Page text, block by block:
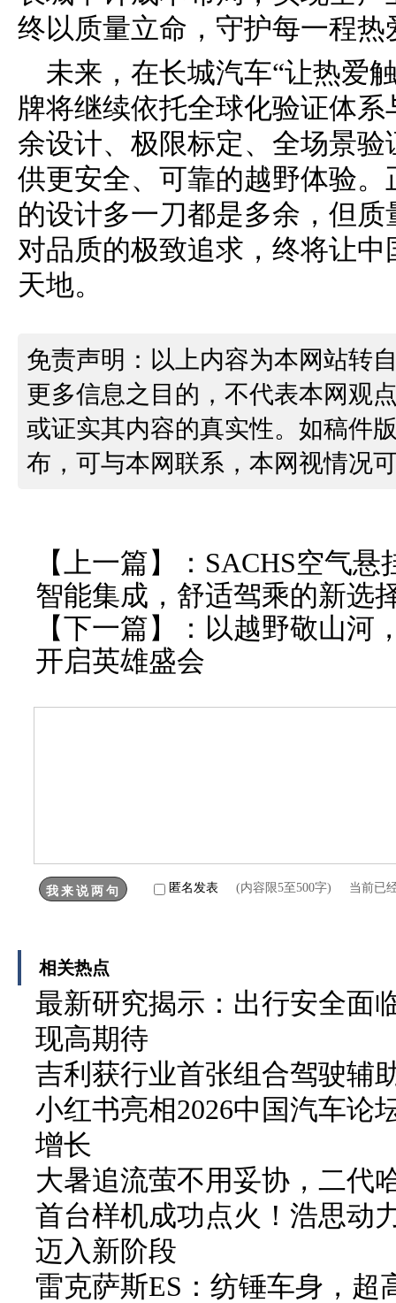
终以质量立命，守护每一程热
未来，在长城汽车“让热爱
牌将继续依托全球化验证体
余设计、极限标定、全场景
供更安全、可靠的越野体验
的设计多一刀都是多余，但
对品质的极致追求，终将让
天地。
免责声明：以上内容为本网站转
更多信息之目的，不代表本网观
或证实其内容的真实性。如稿件
布，可与本网联系，本网视情况
【上一篇】： SACHS空气悬
智能集成，舒适驾乘的新选
【下一篇】： 以越野敬山河
开启英雄盛会
匿名发表 (内容限5至500字) 当前已
相关热点
最新研究揭示：出行安全面
现高期待
吉利获行业首张组合驾驶辅
小红书亮相2026中国汽车论
增长
大暑追流萤不用妥协，二代
首台样机成功点火！浩思动
迈入新阶段
雷克萨斯ES：纺锤车身，超